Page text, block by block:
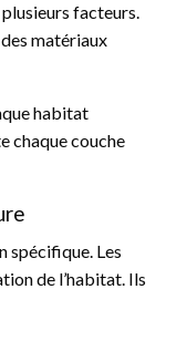
plusieurs facteurs.
matériaux
habitat
chaque couche
spécifique. Les
de l’habitat. Ils